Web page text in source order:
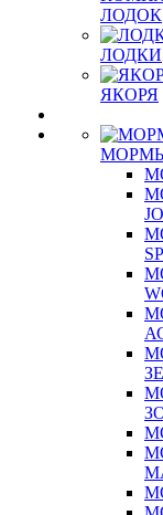
ЛОДОК
ЛОДКИ
ЯКОРЯ